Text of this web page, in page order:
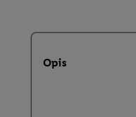
Opis